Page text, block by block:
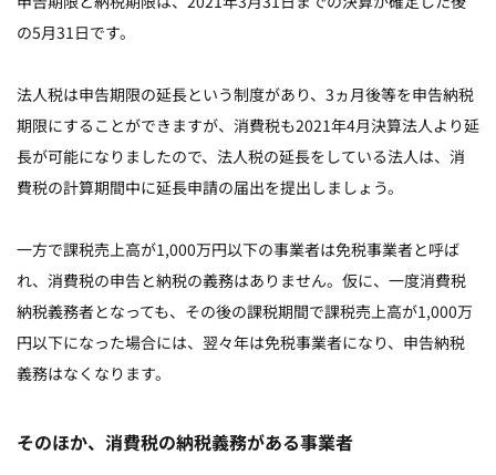
の5月31日です。
法人税は申告期限の延長という制度があり、3ヵ月後等を申告納税
期限にすることができますが、消費税も2021年4月決算法人より延
長が可能になりましたので、法人税の延長をしている法人は、消
費税の計算期間中に延長申請の届出を提出しましょう。
一方で課税売上高が1,000万円以下の事業者は免税事業者と呼ば
れ、消費税の申告と納税の義務はありません。仮に、一度消費税
納税義務者となっても、その後の課税期間で課税売上高が1,000万
円以下になった場合には、翌々年は免税事業者になり、申告納税
義務はなくなります。
そのほか、消費税の納税義務がある事業者